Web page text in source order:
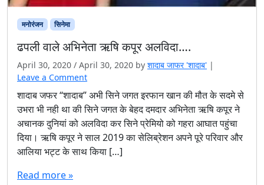
मनोरंजन सिनेमा
ढपली वाले अभिनेता ऋषि कपूर अलविदा….
April 30, 2020 / April 30, 2020 by शादाब जाफर 'शादाब' |
Leave a Comment
शादाब जफर “शादाब” अभी सिने जगत इरफान खान की मौत के सदमे से
उभरा भी नही था की सिने जगत के बेहद दमदार अभिनेता ऋषि कपूर ने
अचानक दुनियां को अलविदा कर सिने प्रेमियो को गहरा आघात पहुंचा
दिया। ऋषि कपूर ने साल 2019 का सेलिब्रेशन अपने पूरे परिवार और
आलिया भट्ट के साथ किया […]
Read more »